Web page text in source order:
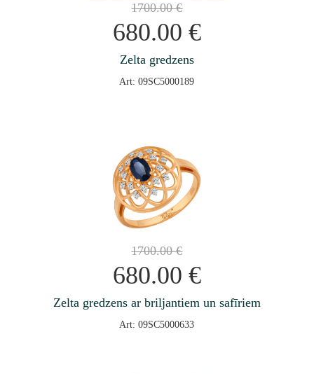
1700.00€
680.00 €
Zelta gredzens
Art: 09SC5000189
1700.00€
680.00 €
Zelta gredzens ar briljantiem un safīriem
Art: 09SC5000633